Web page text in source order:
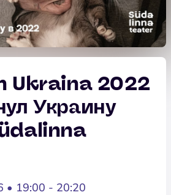
Ukraina 2022
Украину
• 19:00 - 20:20